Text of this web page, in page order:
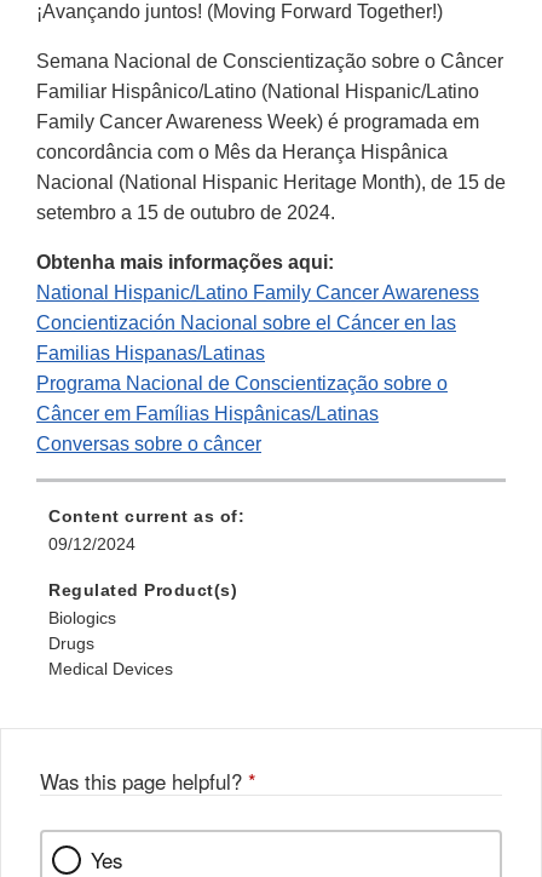
¡Avançando juntos! (Moving Forward Together!)
Semana Nacional de Conscientização sobre o Câncer
Familiar Hispânico/Latino (National Hispanic/Latino
Family Cancer Awareness Week) é programada em
concordância com o Mês da Herança Hispânica
Nacional (National Hispanic Heritage Month), de 15 de
setembro a 15 de outubro de 2024.
Obtenha mais informações aqui:
National Hispanic/Latino Family Cancer Awareness
Concientización Nacional sobre el Cáncer en las
Familias Hispanas/Latinas
Programa Nacional de Conscientização sobre o
Câncer em Famílias Hispânicas/Latinas
Conversas sobre o câncer
Content current as of:
09/12/2024
Regulated Product(s)
Biologics
Drugs
Medical Devices
Was this page helpful? *
Yes